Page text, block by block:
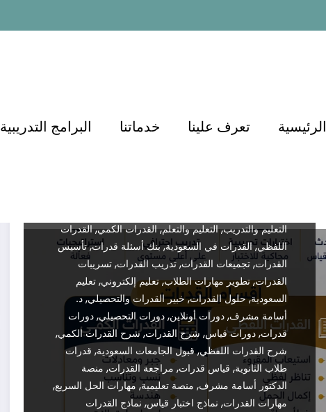
الرئيسية تعرف علينا خدماتنا البرامج التدريبية
أفضل طرق الاستعداد لاختبار
Preparation
,أسئلة كمي أسئلة لفظي,أفضل دورة
التعليم والتدريب,التعليم والتعلم,القدرات الكمي,القدرات
اللفظي,القدرات في السعودية,بنك أسئلة قدرات,تأسيس
القدرات,تجميعات القدرات,تدريب القدرات, تسريبات
القدرات,تطوير مهارات الطلاب,تعليم إلكتروني, تعليم
السعودية,حلول القدرات,خبير القدرات والتحصيلي,د.
أسامة مشرف, دورات أونلاين, دورات التحصيلي, دورات
قدرات,دورات قياس, شرح القدرات,شرح القدرات الكمي,
شرح القدرات اللفظي,قبول الجامعات السعودية, قدرات
طلاب الثانوية, قياس قدرات,مراجعة القدرات,منصة
الدكتور أسامة مشرف, منصة تعليمية, مهارات الحل السريع,
مهارات القدرات, نماذج اختبار قياس,نماذج القدرات